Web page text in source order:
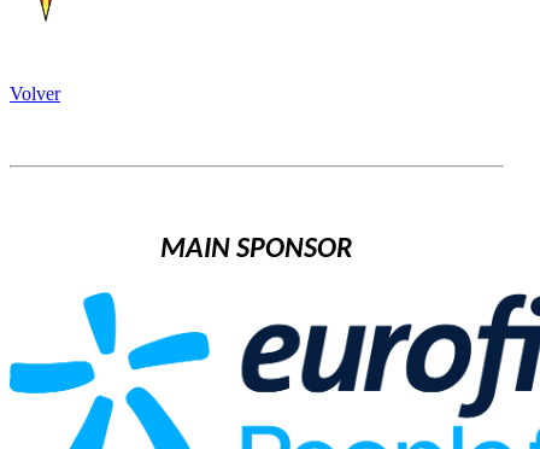
Volver
MAIN SPONSOR